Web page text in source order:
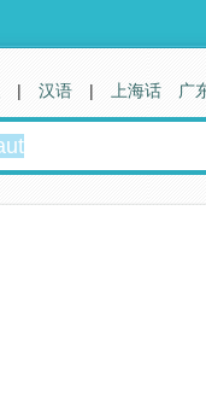
| 汉语 | 上海话 广